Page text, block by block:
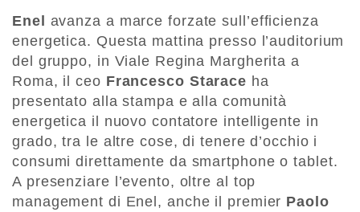
Enel avanza a marce forzate sull’efficienza
energetica. Questa mattina presso l’auditorium
del gruppo, in Viale Regina Margherita a
Roma, il ceo Francesco Starace ha
presentato alla stampa e alla comunità
energetica il nuovo contatore intelligente in
grado, tra le altre cose, di tenere d’occhio i
consumi direttamente da smartphone o tablet.
A presenziare l’evento, oltre al top
management di Enel, anche il premier Paolo